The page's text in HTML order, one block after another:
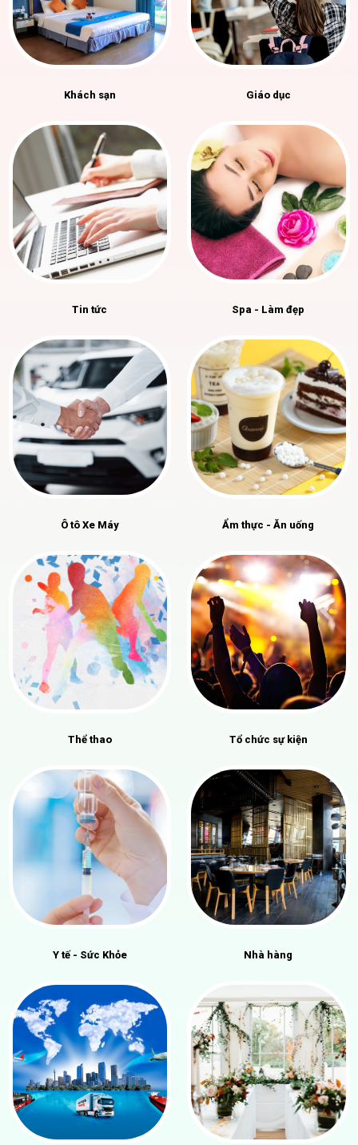
Khách sạn Giáo dục
Tin tức Spa - Làm đẹp
Ô tô Xe Máy Ẩm thực - Ăn uống
Thể thao Tổ chức sự kiện
Y tế - Sức Khỏe Nhà hàng